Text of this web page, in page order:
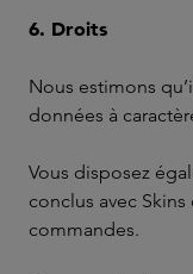
6. Droits
Nous estimons
données à
Vous disposez
conclus avec
commandes.